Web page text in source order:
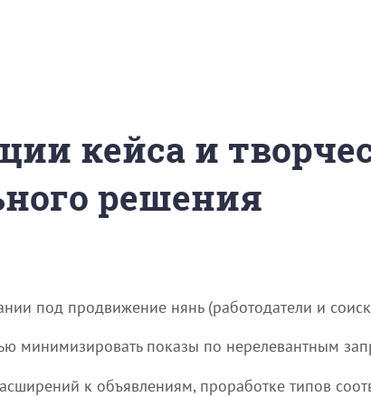
кейса и
решения
под продвижение нянь (работодатели и
минимизировать показы по нерелевантным
к объявлениям, проработке типов